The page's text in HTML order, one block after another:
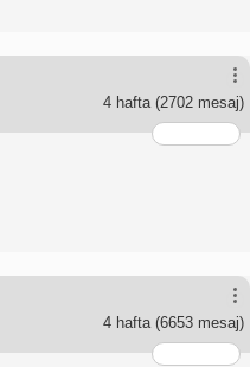
4 hafta(2702 mesaj)
4 hafta(6653 mesaj)